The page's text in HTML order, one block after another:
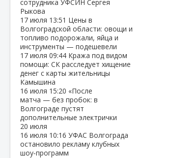
сотрудника УФСИН Сергея
Рыкова
17 июля 13:51 Цены в
Волгоградской области: овощи и
топливо подорожали, яйца и
инструменты — подешевели
17 июля 09:44 Кража под видом
помощи: СК расследует хищение
денег с карты жительницы
Камышина
16 июля 15:20 «После
матча — без пробок: в
Волгограде пустят
дополнительные электрички
20 июля
16 июля 10:16 УФАС Волгограда
остановило рекламу клубных
шоу‑программ